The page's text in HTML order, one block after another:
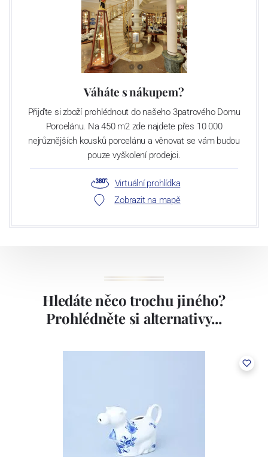
Váháte s nákupem?
Přijďte si zboží prohlédnout do našeho 3patrového Domu
Porcelánu. Na 450 m2 zde najdete přes 10 000
nejrůznějších kousků porcelánu a věnovat se vám budou
pouze vyškolení prodejci.
Virtuální prohlídka
Zobrazit na mapě
Hledáte něco trochu jiného?
Prohlédněte si alternativy...